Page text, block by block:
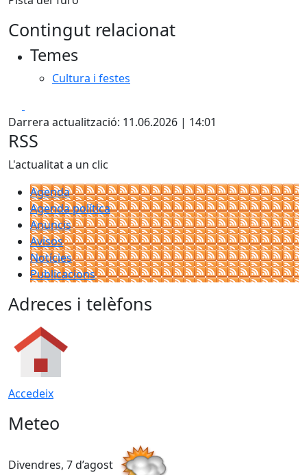
Contingut relacionat
Temes
Cultura i festes
Darrera actualització: 11.06.2026 | 14:01
RSS
L'actualitat a un clic
Agenda
Agenda política
Anuncis
Avisos
Notícies
Publicacions
Adreces i telèfons
Accedeix
Meteo
Divendres, 7 d’agost